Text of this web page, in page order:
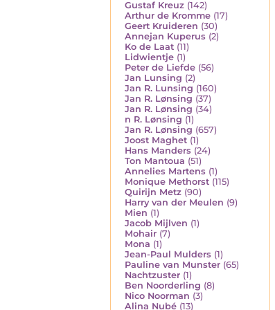
Gustaf Kreuz (142)
Arthur de Kromme (17)
Geert Kruideren (30)
Annejan Kuperus (2)
Ko de Laat (11)
Lidwientje (1)
Peter de Liefde (56)
Jan Lunsing (2)
Jan R. Lunsing (160)
Jan R. Lønsing (37)
Jan R. Lønsing (34)
n R. Lønsing (1)
Jan R. Lønsing (657)
Joost Maghet (1)
Hans Manders (24)
Ton Mantoua (51)
Annelies Martens (1)
Monique Methorst (115)
Quirijn Metz (90)
Harry van der Meulen (9)
Mien (1)
Jacob Mijlven (1)
Mohair (7)
Mona (1)
Jean-Paul Mulders (1)
Pauline van Munster (65)
Nachtzuster (1)
Ben Noorderling (8)
Nico Noorman (3)
Alina Nubé (13)